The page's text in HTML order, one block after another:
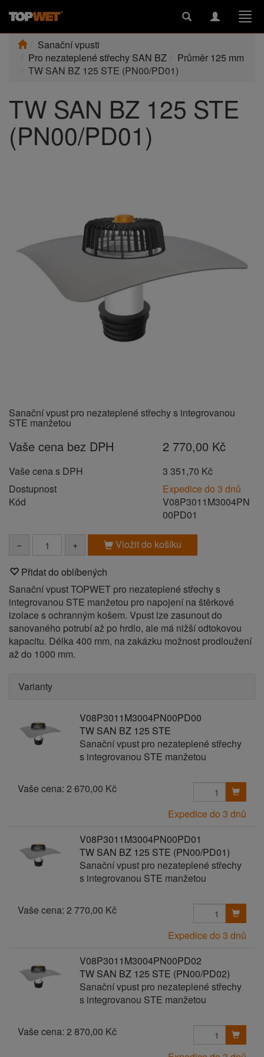
Toggle
Toggle
Sanační vpusti
Pro nezateplené střechy SAN BZ
Průměr 125 mm
TW SAN BZ 125 STE (PN00/PD01)
TW SAN BZ 125 STE
(PN00/PD01)
Sanační vpust pro nezateplené střechy s integrovanou
STE manžetou
Vaše cena bez DPH 2 770,00 Kč
Vaše cena s DPH
3 351,70 Kč
Dostupnost
Expedice do 3 dnů
Kód
V08P3011M3004PN
00PD01
− + Vložit do košíku
Přidat do oblíbených
Sanační vpust TOPWET pro nezateplené střechy s
integrovanou STE manžetou pro napojení na štěrkové
izolace s ochranným košem. Vpust lze zasunout do
sanovaného potrubí až po hrdlo, ale má nižší odtokovou
kapacitu. Délka 400 mm, na zakázku možnost prodloužení
až do 1000 mm.
Varianty
V08P3011M3004PN00PD00
TW SAN BZ 125 STE
Sanační vpust pro nezateplené střechy
s integrovanou STE manžetou
Vaše cena: 2 670,00 Kč
Expedice do 3 dnů
V08P3011M3004PN00PD01
TW SAN BZ 125 STE (PN00/PD01)
Sanační vpust pro nezateplené střechy
s integrovanou STE manžetou
Vaše cena: 2 770,00 Kč
Expedice do 3 dnů
V08P3011M3004PN00PD02
TW SAN BZ 125 STE (PN00/PD02)
Sanační vpust pro nezateplené střechy
s integrovanou STE manžetou
Vaše cena: 2 870,00 Kč